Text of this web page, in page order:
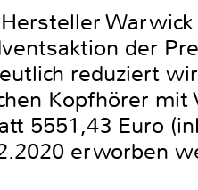
der
reduziert
Kopfhörer mit
5551,43 Euro
erworben